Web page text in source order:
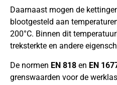
Daarnaast mogen de
blootgesteld aan
200°C. Binnen dit
treksterkte en andere
De normen EN 818 en EN
grenswaarden voor de